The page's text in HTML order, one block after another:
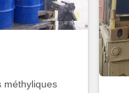
méthyliques